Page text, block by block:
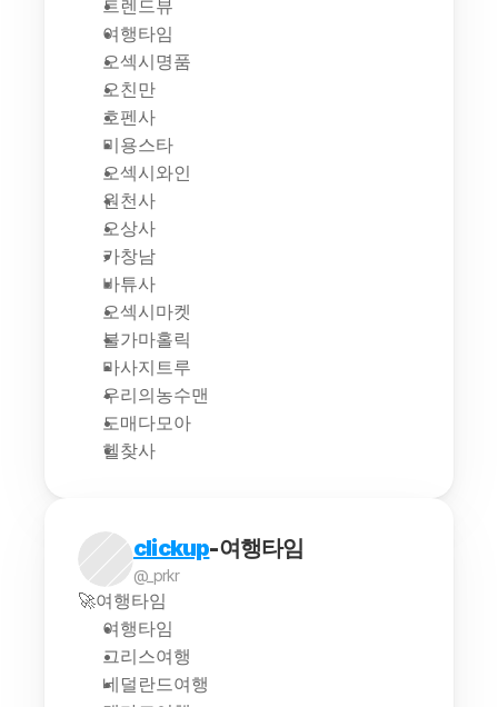
트렌드뷰
여행타임
오섹시명품
오친만
호펜사
미용스타
오섹시와인
원천사
오상사
카창남
바튜사
오섹시마켓
불가마홀릭
마사지트루
우리의농수맨
도매다모아
헬찾사
clickup-여행타임
@_prkr
🚀여행타임
여행타임
그리스여행
네덜란드여행